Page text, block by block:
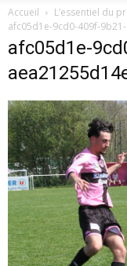
Accueil
L’essentiel du
afc05d1e-9cd0-409f-
afc05d1e-